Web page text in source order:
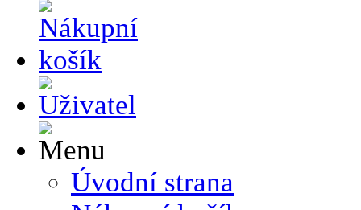
Úvodní strana